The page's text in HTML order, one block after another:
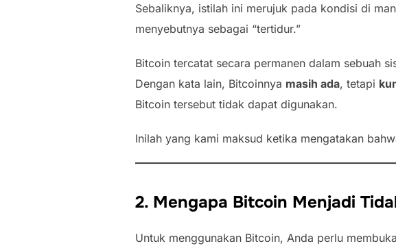
Sebaliknya, istilah ini merujuk pada kondisi di
menyebutnya sebagai “tertidur.”
Bitcoin tercatat secara permanen dalam sebuah
Dengan kata lain, Bitcoinnya masih ada, tetapi
Bitcoin tersebut tidak dapat digunakan.
Inilah yang kami maksud ketika mengatakan
2. Mengapa Bitcoin Menjadi
Untuk menggunakan Bitcoin, Anda perlu